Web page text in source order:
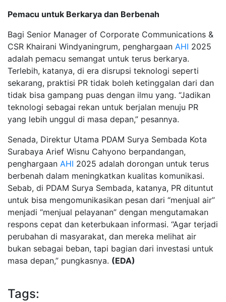
Pemacu untuk Berkarya dan Berbenah
Bagi Senior Manager of Corporate Communications &
CSR Khairani Windyaningrum, penghargaan AHI 2025
adalah pemacu semangat untuk terus berkarya.
Terlebih, katanya, di era disrupsi teknologi seperti
sekarang, praktisi PR tidak boleh ketinggalan dari dan
tidak bisa gampang puas dengan ilmu yang. “Jadikan
teknologi sebagai rekan untuk berjalan menuju PR
yang lebih unggul di masa depan,” pesannya.
Senada, Direktur Utama PDAM Surya Sembada Kota
Surabaya Arief Wisnu Cahyono berpandangan,
penghargaan AHI 2025 adalah dorongan untuk terus
berbenah dalam meningkatkan kualitas komunikasi.
Sebab, di PDAM Surya Sembada, katanya, PR dituntut
untuk bisa mengomunikasikan pesan dari “menjual air”
menjadi “menjual pelayanan” dengan mengutamakan
respons cepat dan keterbukaan informasi. “Agar terjadi
perubahan di masyarakat, dan mereka melihat air
bukan sebagai beban, tapi bagian dari investasi untuk
masa depan,” pungkasnya. (EDA)
Tags: